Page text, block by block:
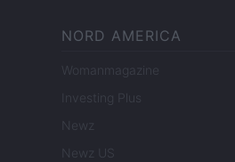
NORD AMERICA
Womanmagazine
Investing Plus
Newz
Newz US